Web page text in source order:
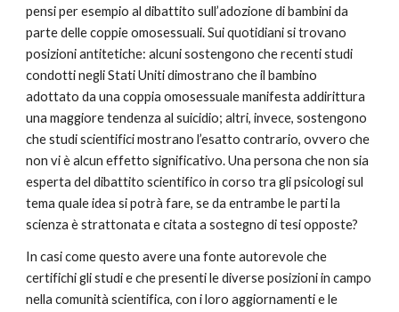
pensi per esempio al dibattito sull’adozione di bambini da
parte delle coppie omosessuali. Sui quotidiani si trovano
posizioni antitetiche: alcuni sostengono che recenti studi
condotti negli Stati Uniti dimostrano che il bambino
adottato da una coppia omosessuale manifesta addirittura
una maggiore tendenza al suicidio; altri, invece, sostengono
che studi scientifici mostrano l’esatto contrario, ovvero che
non vi è alcun effetto significativo. Una persona che non sia
esperta del dibattito scientifico in corso tra gli psicologi sul
tema quale idea si potrà fare, se da entrambe le parti la
scienza è strattonata e citata a sostegno di tesi opposte?
In casi come questo avere una fonte autorevole che
certifichi gli studi e che presenti le diverse posizioni in campo
nella comunità scientifica, con i loro aggiornamenti e le